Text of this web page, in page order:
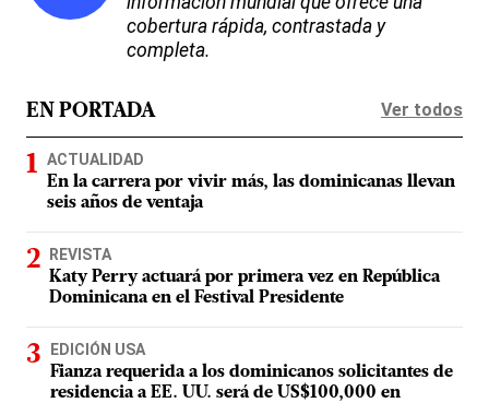
cobertura rápida, contrastada y
completa.
EN PORTADA Ver todos
ACTUALIDAD
En la carrera por vivir más, las dominicanas llevan
seis años de ventaja
REVISTA
Katy Perry actuará por primera vez en República
Dominicana en el Festival Presidente
EDICIÓN USA
Fianza requerida a los dominicanos solicitantes de
residencia a EE. UU. será de US$100,000 en